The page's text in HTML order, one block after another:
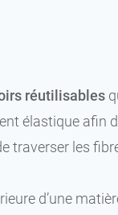
réutilisables
élastique afin
les
d’une